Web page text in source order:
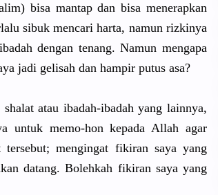
bisa mantap dan bisa menerapkan
sibuk mencari harta, namun rizkinya
dengan tenang. Namun mengapa
jadi gelisah dan hampir putus asa?
atau ibadah-ibadah yang lainnya,
untuk memo-hon kepada Allah agar
tersebut; mengingat fikiran saya yang
datang. Bolehkah fikiran saya yang